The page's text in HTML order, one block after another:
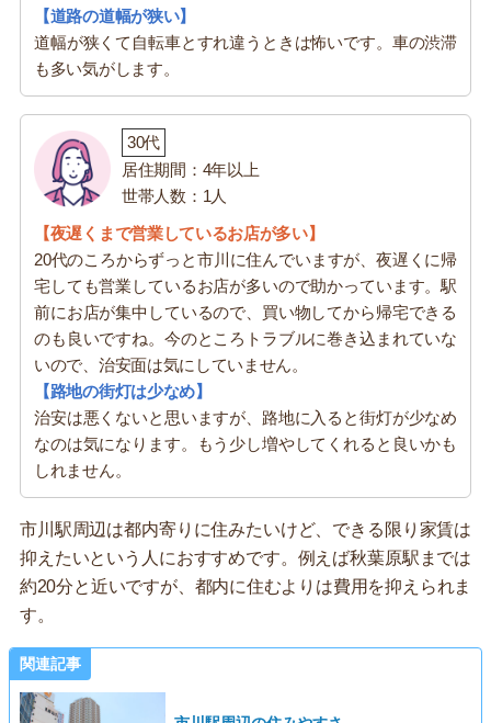
【道路の道幅が狭い】
道幅が狭くて自転車とすれ違うときは怖いです。車の渋滞
も多い気がします。
30代
居住期間：4年以上
世帯人数：1人
【夜遅くまで営業しているお店が多い】
20代のころからずっと市川に住んでいますが、夜遅くに帰
宅しても営業しているお店が多いので助かっています。駅
前にお店が集中しているので、買い物してから帰宅できる
のも良いですね。今のところトラブルに巻き込まれていな
いので、治安面は気にしていません。
【路地の街灯は少なめ】
治安は悪くないと思いますが、路地に入ると街灯が少なめ
なのは気になります。もう少し増やしてくれると良いかも
しれません。
市川駅周辺は都内寄りに住みたいけど、できる限り家賃は
抑えたいという人におすすめです。例えば秋葉原駅までは
約20分と近いですが、都内に住むよりは費用を抑えられま
す。
関連記事